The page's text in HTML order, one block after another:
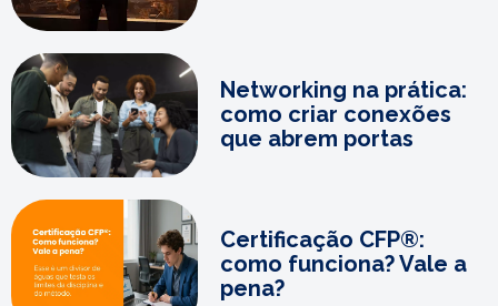
Networking na prática:
como criar conexões
que abrem portas
Certificação CFP®:
como funciona? Vale a
pena?